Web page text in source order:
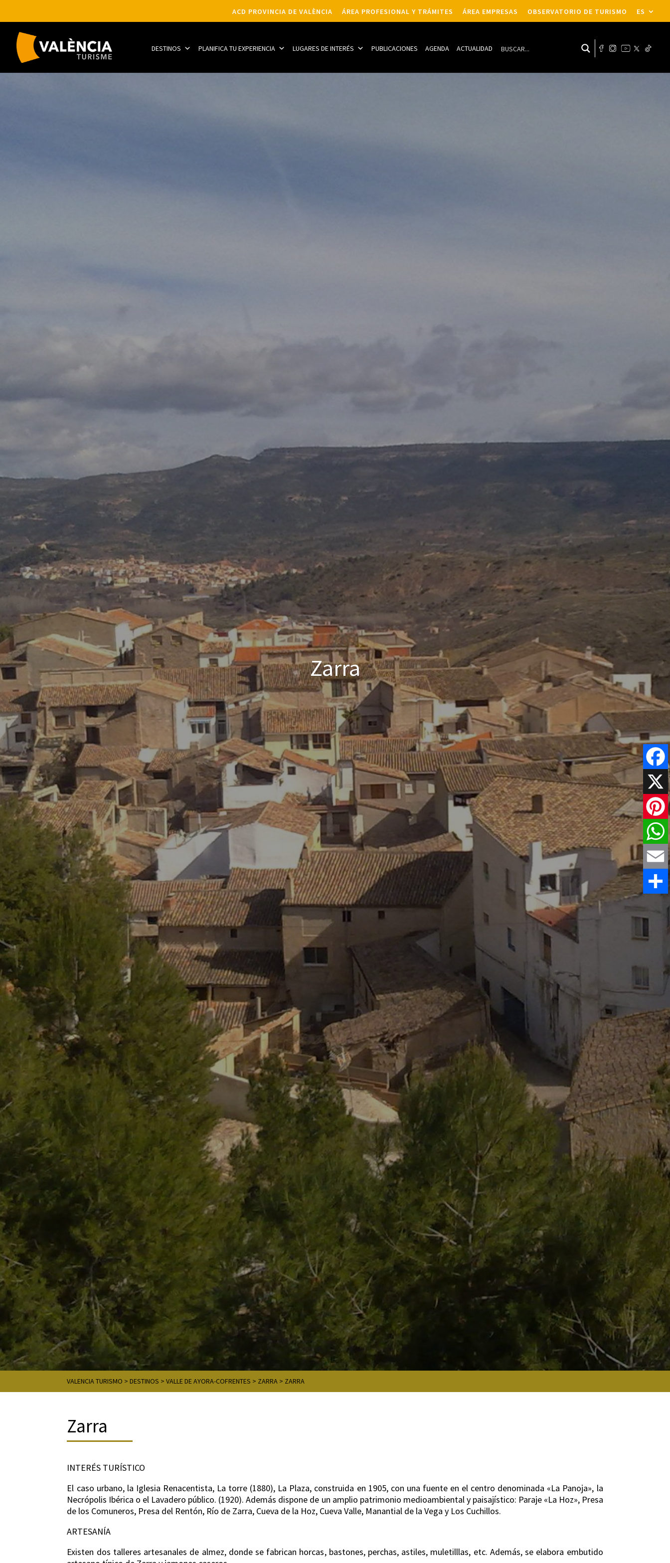
ACD PROVINCIA DE VALÈNCIA ÁREA PROFESIONAL Y TRÁMITES ÁREA EMPRESAS OBSERVATORIO DE TURISMO ES
DESTINOS PLANIFICA TU EXPERIENCIA LUGARES DE INTERÉS PUBLICACIONES AGENDA ACTUALIDAD
Zarra
VALENCIA TURISMO >DESTINOS >VALLE DE AYORA-COFRENTES > ZARRA > ZARRA
Zarra
INTERÉS TURÍSTICO
El caso urbano, la Iglesia Renacentista, La torre (1880), La Plaza, construida en 1905, con una fuente en el centro denominada «La Panoja», la
Necrópolis Ibérica o el Lavadero público. (1920). Además dispone de un amplio patrimonio medioambiental y paisajístico: Paraje «La Hoz», Presa
de los Comuneros, Presa del Rentón, Río de Zarra, Cueva de la Hoz, Cueva Valle, Manantial de la Vega y Los Cuchillos.
ARTESANÍA
Existen dos talleres artesanales de almez, donde se fabrican horcas, bastones, perchas, astiles, muletilllas, etc. Además, se elabora embutido
X
Email